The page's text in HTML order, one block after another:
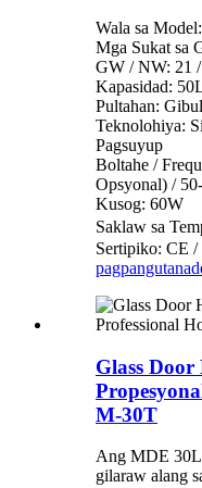
Wala sa
Mga Sukat sa
GW / NW: 21
Kapasidad:
Pultahan:
Teknolohiya:
Pagsuyup
Boltahe /
Opsyonal) /
Kusog: 60W
Saklaw sa
Sertipiko: CE /
pagpangutana
Glass
M-30T
Ang MDE 30L
gilaraw alang